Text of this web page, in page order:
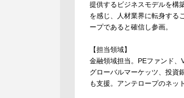
提供するビジネスモデルを構
を感じ、人材業界に転身する
ープであると確信し参画。
【担当領域】
金融領域担当。PEファンド、
グローバルマーケッツ、投資
も支援。アンテロープのネッ